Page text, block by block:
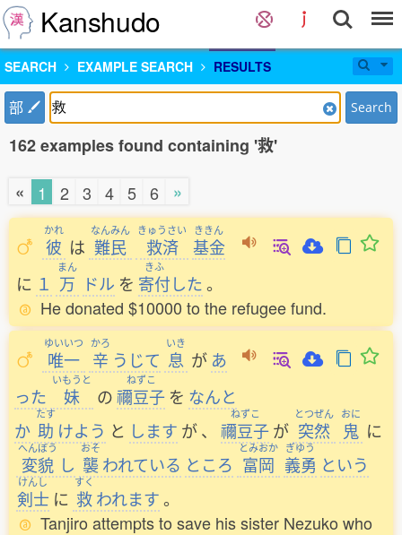
Kanshudo
SEARCH EXAMPLE SEARCH RESULTS
部 Search
162 examples found containing '救'
« 1 2 3 4 5 6 »
かれ
彼 は
なんみん
難民
きゅうさい
救済
ききん
基金
に １
まん
万 ドル を
きふ
寄付した。
He donated $10000 to the refugee fund.
ゆいいつ
唯一
かろ
辛 うじて
いき
息 が あ
った
いもうと
妹 の
ねずこ
禰豆子 を なんと
か
たす
助 けよう と します が、
ねずこ
禰豆子が
とつぜん
突然
おに
鬼 に
へんぼう
変貌 し
おそ
襲 われている ところ
とみおか
富岡
ぎゆう
義勇 という
けんし
剣士 に
すく
救われます。
Tanjiro attempts to save his sister Nezuko who